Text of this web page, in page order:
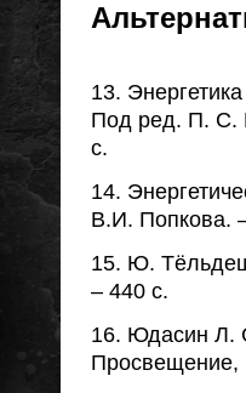
13.
Под ред. П. С.
с.
14.
В.И. Попкова.
15. Ю.
– 440 с.
16. Юдасин Л.
Просвещение,